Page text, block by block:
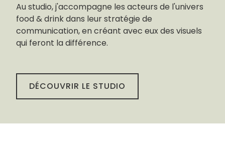
Au studio, j'accompagne les acteurs de l'univers
food & drink dans leur stratégie de
communication, en créant avec eux des visuels
qui feront la différence.
DÉCOUVRIR LE STUDIO